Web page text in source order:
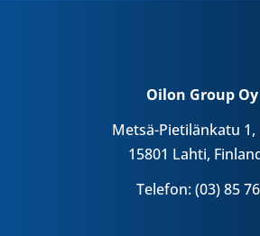
Oilon Group Oy
Metsä-Pietilänkatu 1,
15801 Lahti,
Telefon: (03) 85